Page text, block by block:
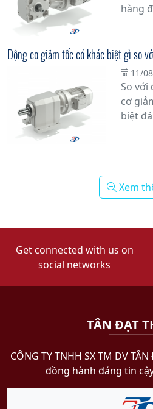
định
phẩm
hàng
của
than
mang
tin
việc
Động cơ giảm tốc có khác biệt gì so
11/
So
cơ
biệt
Xem
Get connected with us on
social networks
TÂN ĐẠT
CÔNG TY TNHH SX TM DV
đồng hành đáng tin